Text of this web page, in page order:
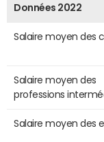
Données 2022
Salaire moyen des
Salaire moyen des
professions
Salaire moyen des